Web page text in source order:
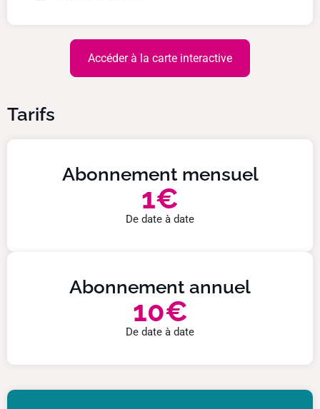
Accéder à la carte interactive
Tarifs
Abonnement mensuel
1€
De date à date
Abonnement annuel
10€
De date à date